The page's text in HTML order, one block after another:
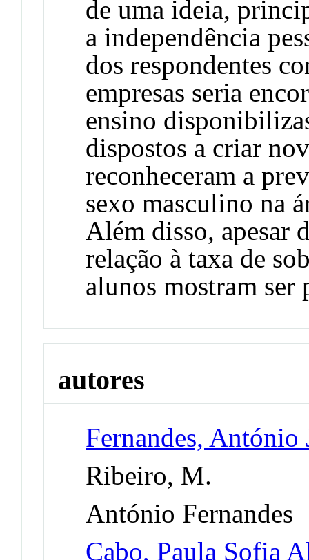
de uma ideia,
a independência
dos respondentes
empresas seria
ensino
dispostos a criar
reconheceram a
sexo masculino na
Além disso, apesar
relação à taxa de
alunos mostram
autores
Fernandes, António
Ribeiro, M.
António Fernandes
Cabo, Paula Sofia